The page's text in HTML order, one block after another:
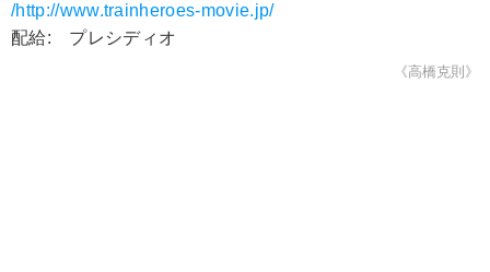
/http://www.trainheroes-movie.jp/
配給: プレシディオ
《高橋克則》